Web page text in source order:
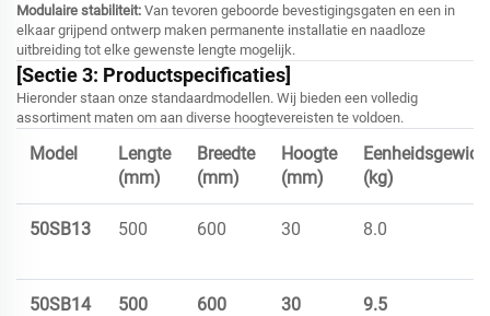
Modulaire stabiliteit: Van tevoren geboorde bevestigingsgaten en een in
elkaar grijpend ontwerp maken permanente installatie en naadloze
uitbreiding tot elke gewenste lengte mogelijk.
[Sectie 3: Productspecificaties]
Hieronder staan onze standaardmodellen. Wij bieden een volledig
assortiment maten om aan diverse hoogtevereisten te voldoen.
Model
Lengte
(mm)
Breedte
(mm)
Hoogte
(mm)
(kg)
50SB13 500 600 30 8.0
50SB14 500 600 30 9.5